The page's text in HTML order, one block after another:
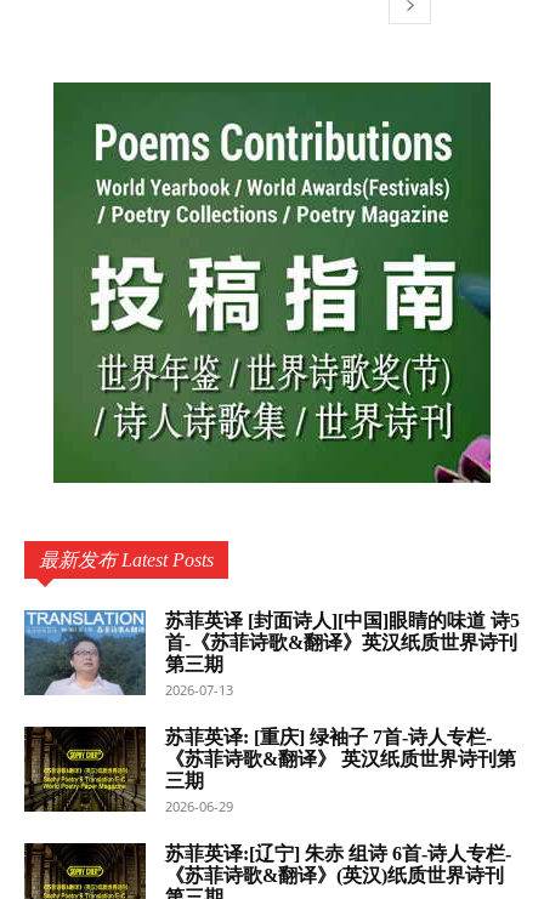
最新发布 Latest Posts
苏菲英译 [封面诗人][中国]眼睛的味道 诗5
首-《苏菲诗歌&翻译》英汉纸质世界诗刊
第三期
2026-07-13
苏菲英译: [重庆] 绿袖子 7首-诗人专栏-
《苏菲诗歌&翻译》 英汉纸质世界诗刊第
三期
2026-06-29
苏菲英译:[辽宁] 朱赤 组诗 6首-诗人专栏-
《苏菲诗歌&翻译》(英汉)纸质世界诗刊